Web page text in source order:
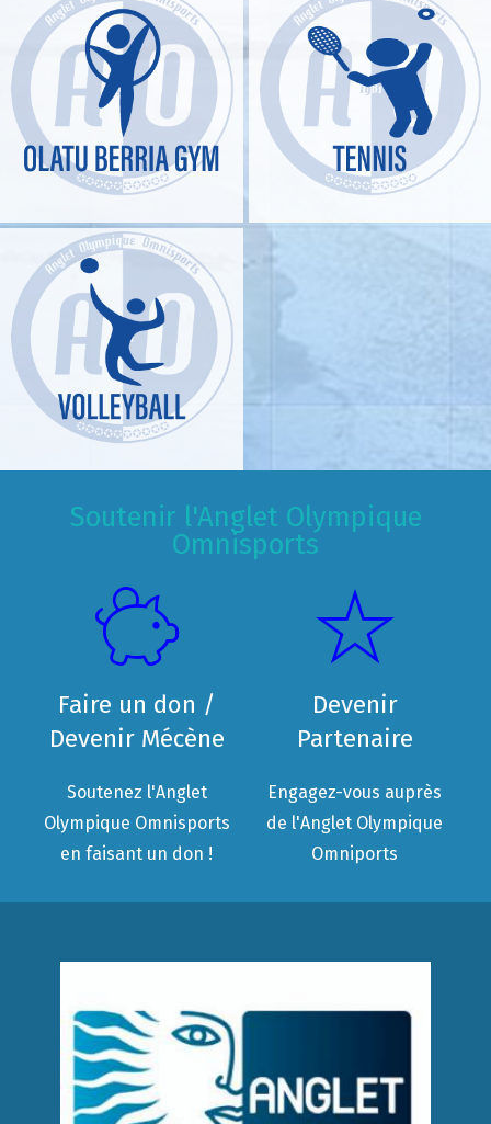
Soutenir l'Anglet Olympique
Omnisports
Faire un don /
Devenir Mécène
Soutenez l'Anglet
Olympique Omnisports
en faisant un don !
Devenir
Partenaire
Engagez-vous auprès
de l'Anglet Olympique
Omniports